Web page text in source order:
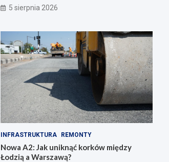
5 sierpnia 2026
INFRASTRUKTURA REMONTY
Nowa A2: Jak uniknąć korków między
Łodzią a Warszawą?